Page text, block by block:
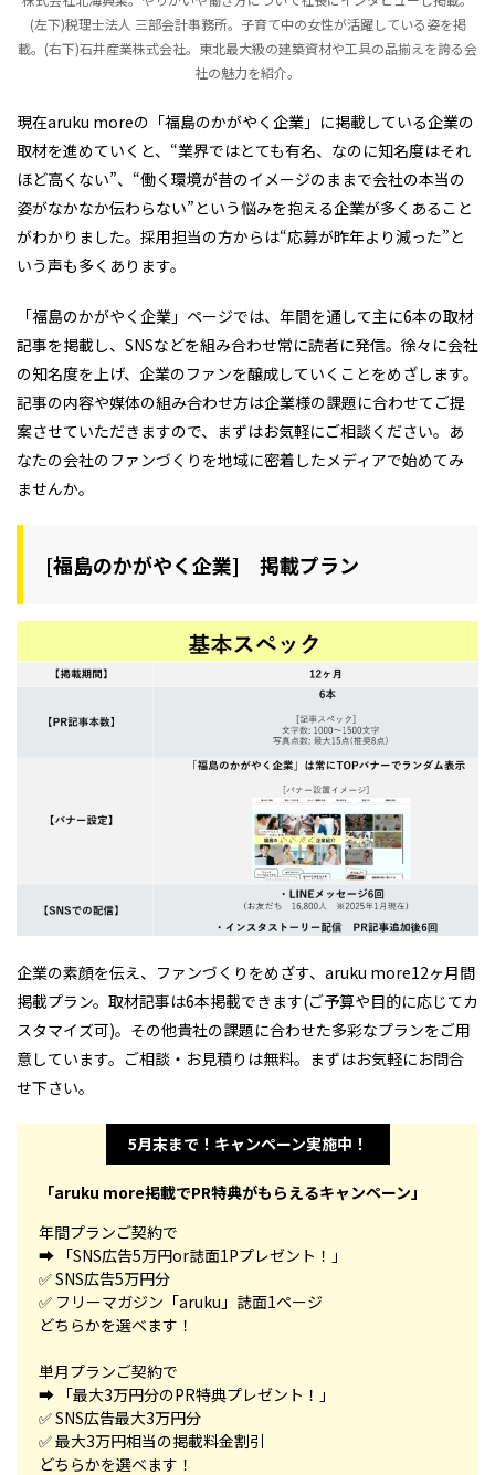
(左下)税理士法人 三部会計事務所。子育て中の女性が活躍している姿を掲
載。(右下)石井産業株式会社。東北最大級の建築資材や工具の品揃えを誇る会
社の魅力を紹介。
現在aruku moreの「福島のかがやく企業」に掲載している企業の
取材を進めていくと、“業界ではとても有名、なのに知名度はそれ
ほど高くない”、“働く環境が昔のイメージのままで会社の本当の
姿がなかなか伝わらない”という悩みを抱える企業が多くあること
がわかりました。採用担当の方からは“応募が昨年より減った”と
いう声も多くあります。
「福島のかがやく企業」ページでは、年間を通して主に6本の取材
記事を掲載し、SNSなどを組み合わせ常に読者に発信。徐々に会社
の知名度を上げ、企業のファンを醸成していくことをめざします。
記事の内容や媒体の組み合わせ方は企業様の課題に合わせてご提
案させていただきますので、まずはお気軽にご相談ください。あ
なたの会社のファンづくりを地域に密着したメディアで始めてみ
ませんか。
[福島のかがやく企業] 掲載プラン
企業の素顔を伝え、ファンづくりをめざす、aruku more12ヶ月間
掲載プラン。取材記事は6本掲載できます(ご予算や目的に応じてカ
スタマイズ可)。その他貴社の課題に合わせた多彩なプランをご用
意しています。ご相談・お見積りは無料。まずはお気軽にお問合
せ下さい。
5月末まで！キャンペーン実施中！
「aruku more掲載でPR特典がもらえるキャンペーン」
年間プランご契約で
➡ 「SNS広告5万円or誌面1Pプレゼント！」
✅ SNS広告5万円分
✅ フリーマガジン「aruku」誌面1ページ
どちらかを選べます！
単月プランご契約で
➡ 「最大3万円分のPR特典プレゼント！」
✅ SNS広告最大3万円分
✅ 最大3万円相当の掲載料金割引
どちらかを選べます！